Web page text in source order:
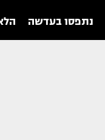
נתפסו בעדשה